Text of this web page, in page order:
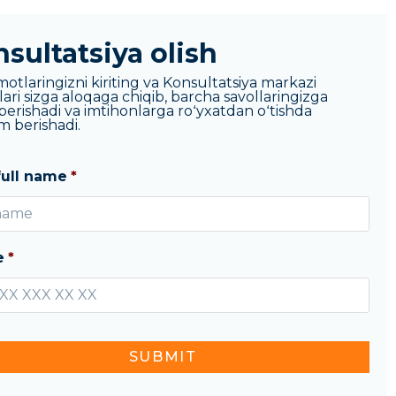
ayni paytda
O‘zbekiston, balki
nufuzli korxonalarda
olish
kiriting va Konsultatsiya markazi
sizga aloqaga chiqib, barcha savollaringizga
va imtihonlarga roʻyxatdan oʻtishda
berishadi.
name *
*